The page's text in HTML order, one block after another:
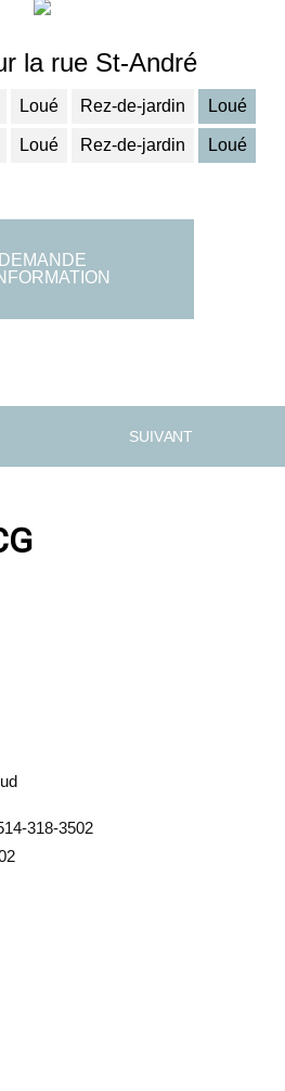
la rue St-André
Loué Rez-de-jardin Loué
Loué Rez-de-jardin Loué
DEMANDE
S U I V A N T
318-3502